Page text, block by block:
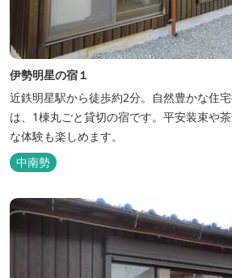
伊勢明星の宿１
近鉄明星駅から徒歩約2分。自然豊かな住
は、1棟丸ごと貸切の宿です。平安装束や
な体験も楽しめます。
中南勢